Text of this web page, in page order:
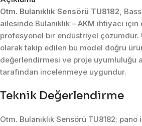
Otm. Bulanıklık Sensörü TU8182,
ailesinde Bulanıklık – AKM ihtiyacı
profesyonel bir endüstriyel çözümdür.
olarak takip edilen bu model doğru
değerlendirmesi ve proje uyumluluğu
tarafından incelenmeye uygundur.
Teknik Değerlendirme
Otm. Bulanıklık Sensörü TU8182; pano